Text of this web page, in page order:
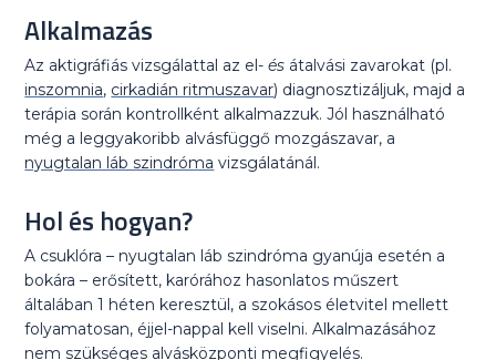
Alkalmazás
Az aktigráfiás vizsgálattal az el-és átalvási zavarokat (pl.
inszomnia, cirkadián ritmuszavar) diagnosztizáljuk, majd a
terápia során kontrollként alkalmazzuk. Jól használható
még a leggyakoribb alvásfüggő mozgászavar, a
nyugtalan láb szindróma vizsgálatánál.
Hol és hogyan?
A csuklóra – nyugtalan láb szindróma gyanúja esetén a
bokára – erősített, karórához hasonlatos műszert
általában 1 héten keresztül, a szokásos életvitel mellett
folyamatosan, éjjel-nappal kell viselni. Alkalmazásához
nem szükséges alvásközponti megfigyelés.